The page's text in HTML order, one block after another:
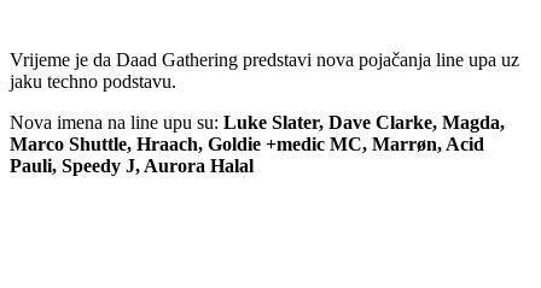
Vrijeme je da Daad Gathering predstavi nova pojačanja line upa uz
jaku techno podstavu.
Nova imena na line upu su: Luke Slater, Dave Clarke, Magda,
Marco Shuttle, Hraach, Goldie +medic MC, Marrøn, Acid
Pauli, Speedy J, Aurora Halal